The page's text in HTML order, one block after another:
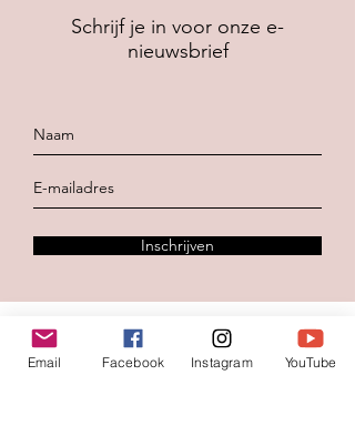
Schrijf je in voor onze e-
nieuwsbrief
Inschrijven
Contacteer ons
Email Facebook Instagram YouTube